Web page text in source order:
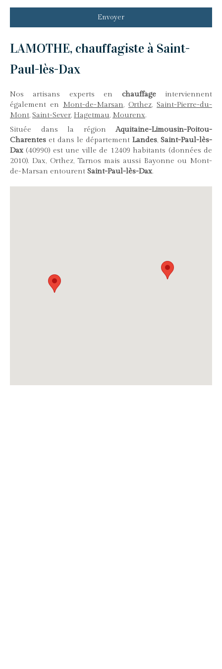
Envoyer
LAMOTHE, chauffagiste à Saint-
Paul-lès-Dax
Nos artisans experts en chauffageinterviennent
également en Mont-de-Marsan, Orthez, Saint-Pierre-du-
Mont, Saint-Sever, Hagetmau, Mourenx.
Située dans la régionAquitaine-Limousin-Poitou-
Charentes et dans le département Landes, Saint-Paul-lès-
Dax (40990) est une ville de 12409 habitants (données de
2010). Dax, Orthez, Tarnos mais aussi Bayonne ou Mont-
de-Marsan entourent Saint-Paul-lès-Dax.